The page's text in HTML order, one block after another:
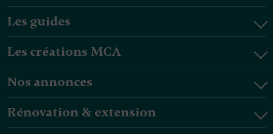
Les guides
Les créations MCA
Nos annonces
Rénovation & extension